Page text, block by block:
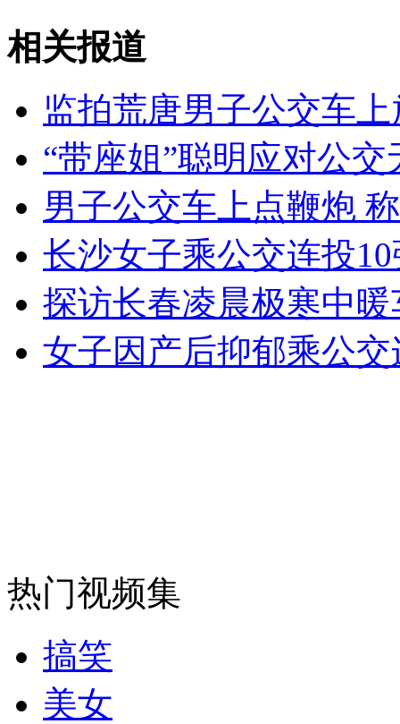
洽洽瓜子遭遇"香精门"
山西运城恶犬咬伤多人 警民合力深夜将其击毙
女孩北京地铁殴打老人 痛下狠手拳打脚踢
无痛分娩是否安全 医生回应
外交部：反对强权政治霸凌主义
走！跟着总书记去植树
消防员救轻生者
相关报道
监拍荒唐男子公交车
“带座姐”聪明应对公交
男子公交车上点鞭炮
长沙女子乘公交连投
探访长春凌晨极寒中
女子因产后抑郁乘公
热门视频集
搞笑
美女